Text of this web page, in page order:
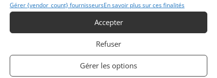
Gérer {vendor_count} fournisseursEn savoir plus sur ces finalités
Accepter
Refuser
Gérer les options
Publié: 11 juin 2025 (il y a 1 an)